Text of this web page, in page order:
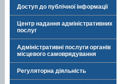
Доступ до публічної інформації
Центр надання адміністративних
послуг
Адміністративні послуги органів
місцевого самоврядування
Регуляторна діяльність